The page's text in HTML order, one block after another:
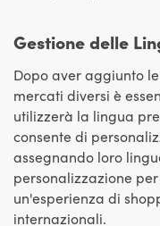
Gestione delle
Dopo aver aggiunto
mercati diversi è
utilizzerà la lingua
consente di
assegnando loro
personalizzazione
un'esperienza di
internazionali.